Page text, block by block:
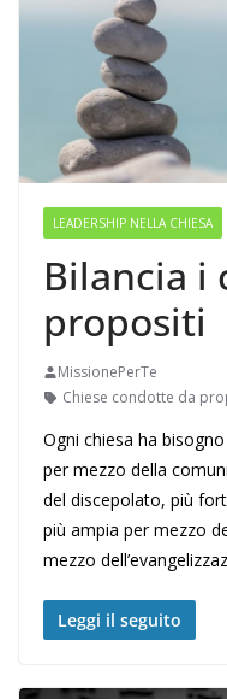
LEADERSHIP NELLA CHIESA
Bilancia i
propositi
MissionePerTe
Chiese condotte da
Ogni chiesa ha
per mezzo della
del discepolato, più
più ampia per mezzo
mezzo
Leggi il seguito